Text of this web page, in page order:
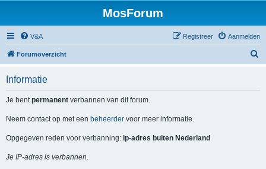
MosForum
V&A Aanmelden
Registreer
Forumoverzicht
Informatie
Je bentpermanent verbannen van dit forum.
Neem contact op met een beheerder voor meer informatie.
Opgegeven reden voor verbanning: ip-adres buiten Nederland
Je IP-adres is verbannen.